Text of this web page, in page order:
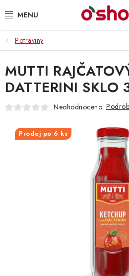
na
OSOBNÍ PÉČE
POTRAVINY
HRAČKY 🧸
Obchodní
Podmínky ochrany osobních údajů
Potraviny
MUTTI
DATTERINI SKLO
Neohodnoceno
Prodej po 6 ks